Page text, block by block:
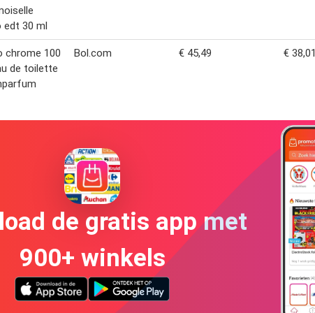
edt 30 ml
chrome 100
de toilette
Bol.com € 45,49 € 38,01
de gratis app met
900+ winkels